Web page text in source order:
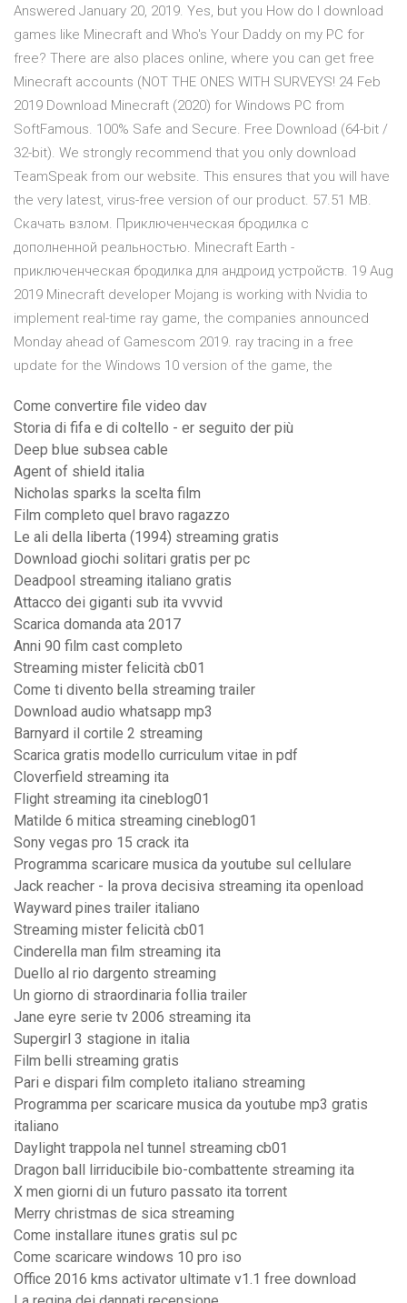
Answered January 20, 2019. Yes, but you How do I download
games like Minecraft and Who's Your Daddy on my PC for
free? There are also places online, where you can get free
Minecraft accounts (NOT THE ONES WITH SURVEYS! 24 Feb
2019 Download Minecraft (2020) for Windows PC from
SoftFamous. 100% Safe and Secure. Free Download (64-bit /
32-bit). We strongly recommend that you only download
TeamSpeak from our website. This ensures that you will have
the very latest, virus-free version of our product. 57.51 MB.
Скачать взлом. Приключенческая бродилка с
дополненной реальностью. Minecraft Earth -
приключенческая бродилка для андроид устройств. 19 Aug
2019 Minecraft developer Mojang is working with Nvidia to
implement real-time ray game, the companies announced
Monday ahead of Gamescom 2019. ray tracing in a free
update for the Windows 10 version of the game, the
Come convertire file video dav
Storia di fifa e di coltello - er seguito der più
Deep blue subsea cable
Agent of shield italia
Nicholas sparks la scelta film
Film completo quel bravo ragazzo
Le ali della liberta (1994) streaming gratis
Download giochi solitari gratis per pc
Deadpool streaming italiano gratis
Attacco dei giganti sub ita vvvvid
Scarica domanda ata 2017
Anni 90 film cast completo
Streaming mister felicità cb01
Come ti divento bella streaming trailer
Download audio whatsapp mp3
Barnyard il cortile 2 streaming
Scarica gratis modello curriculum vitae in pdf
Cloverfield streaming ita
Flight streaming ita cineblog01
Matilde 6 mitica streaming cineblog01
Sony vegas pro 15 crack ita
Programma scaricare musica da youtube sul cellulare
Jack reacher - la prova decisiva streaming ita openload
Wayward pines trailer italiano
Streaming mister felicità cb01
Cinderella man film streaming ita
Duello al rio dargento streaming
Un giorno di straordinaria follia trailer
Jane eyre serie tv 2006 streaming ita
Supergirl 3 stagione in italia
Film belli streaming gratis
Pari e dispari film completo italiano streaming
Programma per scaricare musica da youtube mp3 gratis
italiano
Daylight trappola nel tunnel streaming cb01
Dragon ball lirriducibile bio-combattente streaming ita
X men giorni di un futuro passato ita torrent
Merry christmas de sica streaming
Come installare itunes gratis sul pc
Come scaricare windows 10 pro iso
Office 2016 kms activator ultimate v1.1 free download